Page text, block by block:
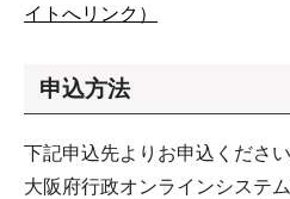
イトへリンク）
申込方法
下記申込先よりお申込くださ
大阪府行政オンラインシステ